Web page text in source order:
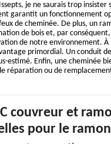
je ne saurais trop insister
garantit un fonctionnement
de cheminée. De plus, un
de bois et, par
de notre environnement. À
primordial. Un conduit
estimé. Enfin, une cheminée
réparation ou de
couvreur et
pour le